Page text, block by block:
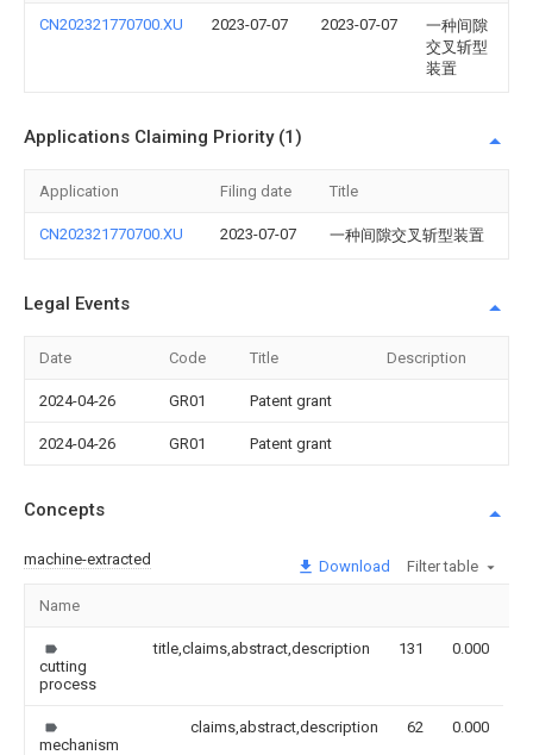
CN202321770700.XU 2023-07-07 2023-07-07
一种间隙
交叉斩型
装置
Applications Claiming Priority (1)
Application Filing date Title
CN202321770700.XU 2023-07-07 一种间隙交叉斩型装置
Legal Events
Date Code Title Description
2024-04-26 GR01 Patent grant
2024-04-26 GR01 Patent grant
Concepts
machine-extracted Download Filter table
Name
cutting
process
title,claims,abstract,description 131 0.000
mechanism
claims,abstract,description 62 0.000